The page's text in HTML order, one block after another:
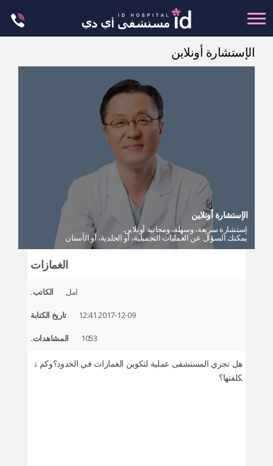
to
content
العمليات البسيطة
العيادة الجلدية
الإستشارة أونلاين
الإستشارة أونلاين
إستشارة سريعة، وسهلة، ومجانية أونلاين.
يمكنك السؤال عن العمليات التجميلية، أو الجلدية، أو الأسنان
الغمازات
الكاتب. امل
تاريخ الكتابة 2017-12-09 12:41
المشاهدات. 1053
هل تجري المستشفى عملية لتكوين الغمازات في الخدود؟وكم ت
كلفتها؟